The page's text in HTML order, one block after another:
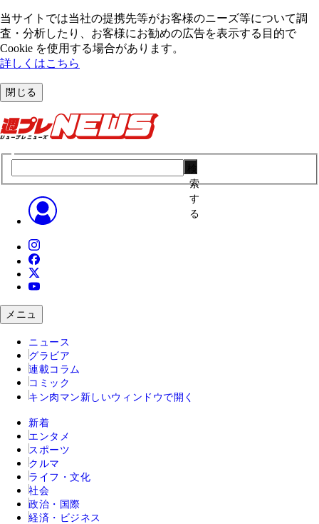
当サイトでは当社の提携先等がお客様のニーズ等について調
査・分析したり、お客様にお勧めの広告を表⽰する⽬的で
Cookie を使⽤する場合があります。
詳しくはこちら
閉じる
索
す
る
メニュ
ニュース
グラビア
連載コラム
コミック
キン肉マン 新しいウィンドウで開く
新着
エンタメ
スポーツ
クルマ
ライフ・文化
社会
政治・国際
経済・ビジネス